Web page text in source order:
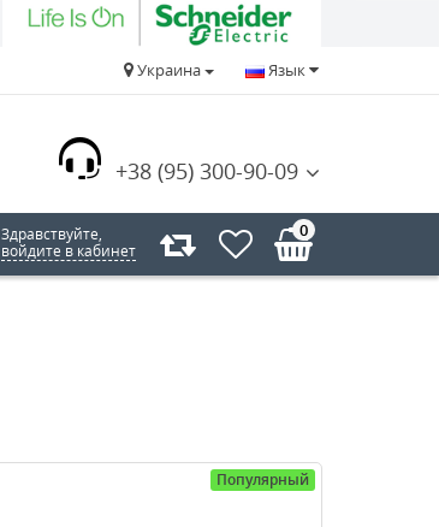
Язык
Украина
+38 (95) 300-90-09
Здравствуйте,
войдите в кабинет
0
Популярный